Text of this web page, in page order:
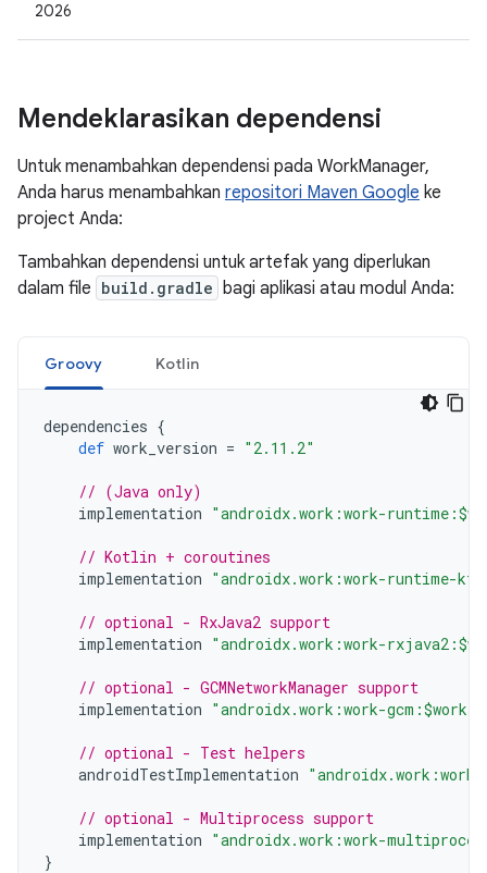
2026
Mendeklarasikan dependensi
Untuk menambahkan dependensi pada WorkManager,
Anda harus menambahkan repositori Maven Google ke
project Anda:
Tambahkan dependensi untuk artefak yang diperlukan
dalam file build.gradle bagi aplikasi atau modul Anda:
Groovy Kotlin
dependencies {
def work_version = "2.11.2"
// (Java only)
implementation "androidx.work:work-
// Kotlin + coroutines
implementation "androidx.work:work-runtime-
// optional - RxJava2 support
implementation "androidx.work:work-
// optional - GCMNetworkManager support
implementation "androidx.work:work-
// optional - Test helpers
androidTestImplementation
// optional - Multiprocess support
implementation "androidx.work:work-
}